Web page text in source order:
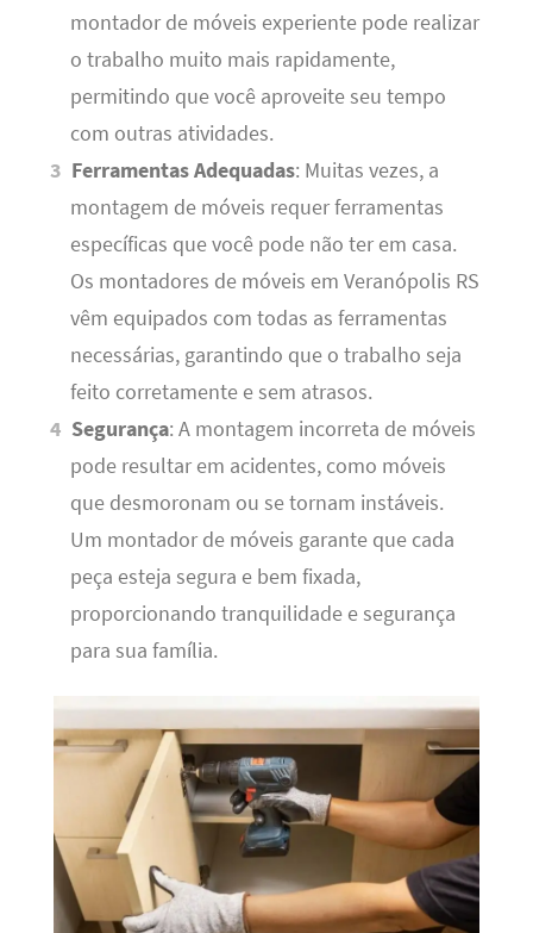
montador de móveis experiente pode realizar
o trabalho muito mais rapidamente,
permitindo que você aproveite seu tempo
com outras atividades.
Ferramentas Adequadas: Muitas vezes, a
montagem de móveis requer ferramentas
específicas que você pode não ter em casa.
Os montadores de móveis em Veranópolis RS
vêm equipados com todas as ferramentas
necessárias, garantindo que o trabalho seja
feito corretamente e sem atrasos.
Segurança: A montagem incorreta de móveis
pode resultar em acidentes, como móveis
que desmoronam ou se tornam instáveis.
Um montador de móveis garante que cada
peça esteja segura e bem fixada,
proporcionando tranquilidade e segurança
para sua família.